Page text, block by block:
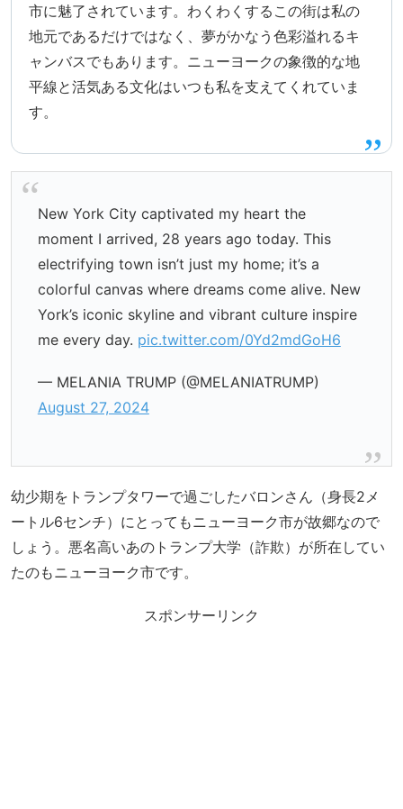
市に魅了されています。わくわくするこの街は私の
地元であるだけではなく、夢がかなう色彩溢れるキ
ャンバスでもあります。ニューヨークの象徴的な地
平線と活気ある文化はいつも私を支えてくれていま
す。
New York City captivated my heart the
moment I arrived, 28 years ago today. This
electrifying town isn’t just my home; it’s a
colorful canvas where dreams come alive. New
York’s iconic skyline and vibrant culture inspire
me every day. pic.twitter.com/0Yd2mdGoH6
— MELANIA TRUMP (@MELANIATRUMP)
August 27, 2024
幼少期をトランプタワーで過ごしたバロンさん（身長2メ
ートル6センチ）にとってもニューヨーク市が故郷なので
しょう。悪名高いあのトランプ大学（詐欺）が所在してい
たのもニューヨーク市です。
スポンサーリンク